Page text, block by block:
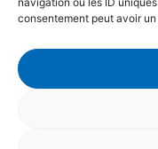
consentement peut avoir
Propulsé